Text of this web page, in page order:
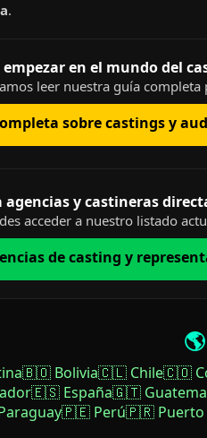
.
empezar en el mundo del
leer nuestra guía completa
sobre castings y
agencias y castineras
acceder a nuestro listado
de casting y
🇧🇴 Bolivia🇨🇱 Chile🇨🇴
🇪🇸 España🇬🇹
🇵🇪 Perú🇵🇷 Puerto